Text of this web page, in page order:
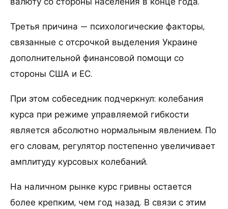
Третья причина — психологические факторы,
связанные с отсрочкой выделения Украине
дополнительной финансовой помощи со
стороны США и ЕС.
При этом собеседник подчеркнул: колебания
курса при режиме управляемой гибкости
является абсолютно нормальным явлением. По
его словам, регулятор постепенно увеличивает
амплитуду курсовых колебаний.
На наличном рынке курс гривны остается
более крепким, чем год назад. В связи с этим